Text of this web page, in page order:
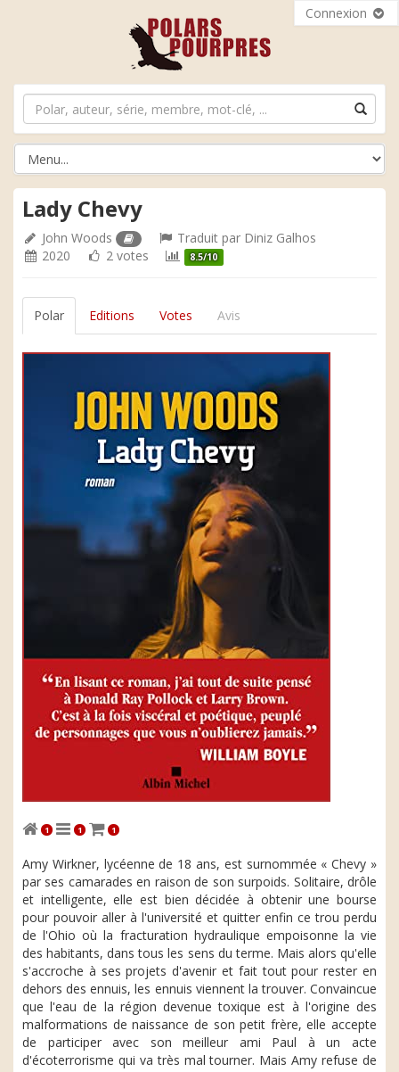
Connexion
Lady Chevy
John Woods Traduit par Diniz Galhos
2020
2 votes 8.5/10
Polar Editions Votes Avis
1 1 1
Amy Wirkner, lycéenne de 18 ans, est surnommée « Chevy »
par ses camarades en raison de son surpoids. Solitaire, drôle
et intelligente, elle est bien décidée à obtenir une bourse
pour pouvoir aller à l'université et quitter enfin ce trou perdu
de l'Ohio où la fracturation hydraulique empoisonne la vie
des habitants, dans tous les sens du terme. Mais alors qu'elle
s'accroche à ses projets d'avenir et fait tout pour rester en
dehors des ennuis, les ennuis viennent la trouver. Convaincue
que l'eau de la région devenue toxique est à l'origine des
malformations de naissance de son petit frère, elle accepte
de participer avec son meilleur ami Paul à un acte
d'écoterrorisme qui va très mal tourner. Mais Amy refuse de